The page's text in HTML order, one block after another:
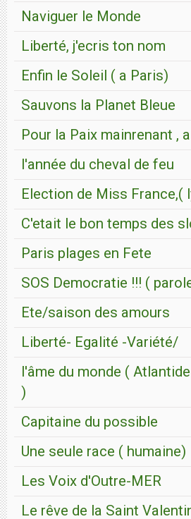
Naviguer le Monde
Liberté, j'ecris ton nom
Enfin le Soleil ( a Paris)
Sauvons la Planet Bleue
Pour la Paix mainrenant , a
l'année du cheval de feu
Election de Miss France,(
C'etait le bon temps des
Paris plages en Fete
SOS Democratie !!! (
Ete/saison des amours
Liberté- Egalité -Variété/
l'âme du monde (
)
Capitaine du possible
Une seule race ( humaine)
Les Voix d'Outre-MER
Le rêve de la Saint